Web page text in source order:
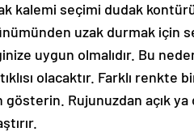
kalemi seçimi dudak
uzak durmak için
uygun olmalıdır. Bu
olacaktır. Farklı
gösterin. Rujunuzdan açık